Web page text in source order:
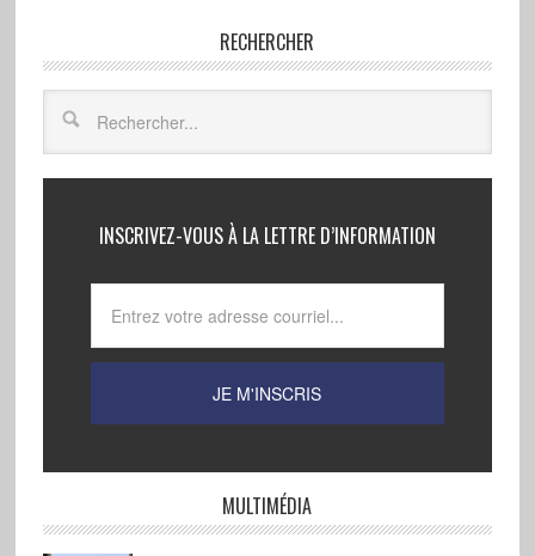
RECHERCHER
INSCRIVEZ-VOUS À LA LETTRE D’INFORMATION
MULTIMÉDIA